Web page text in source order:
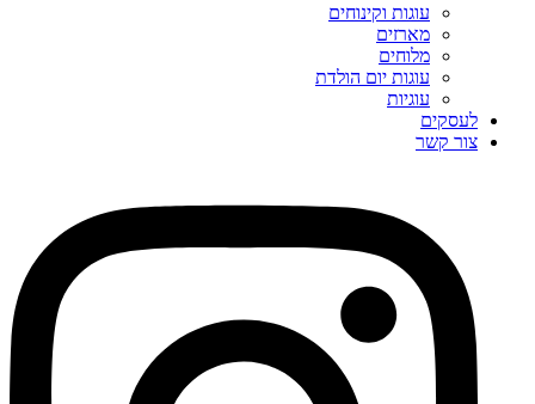
עוגות וקינוחים
מארזים
מלוחים
עוגות יום הולדת
עוגיות
לעסקים
צור קשר